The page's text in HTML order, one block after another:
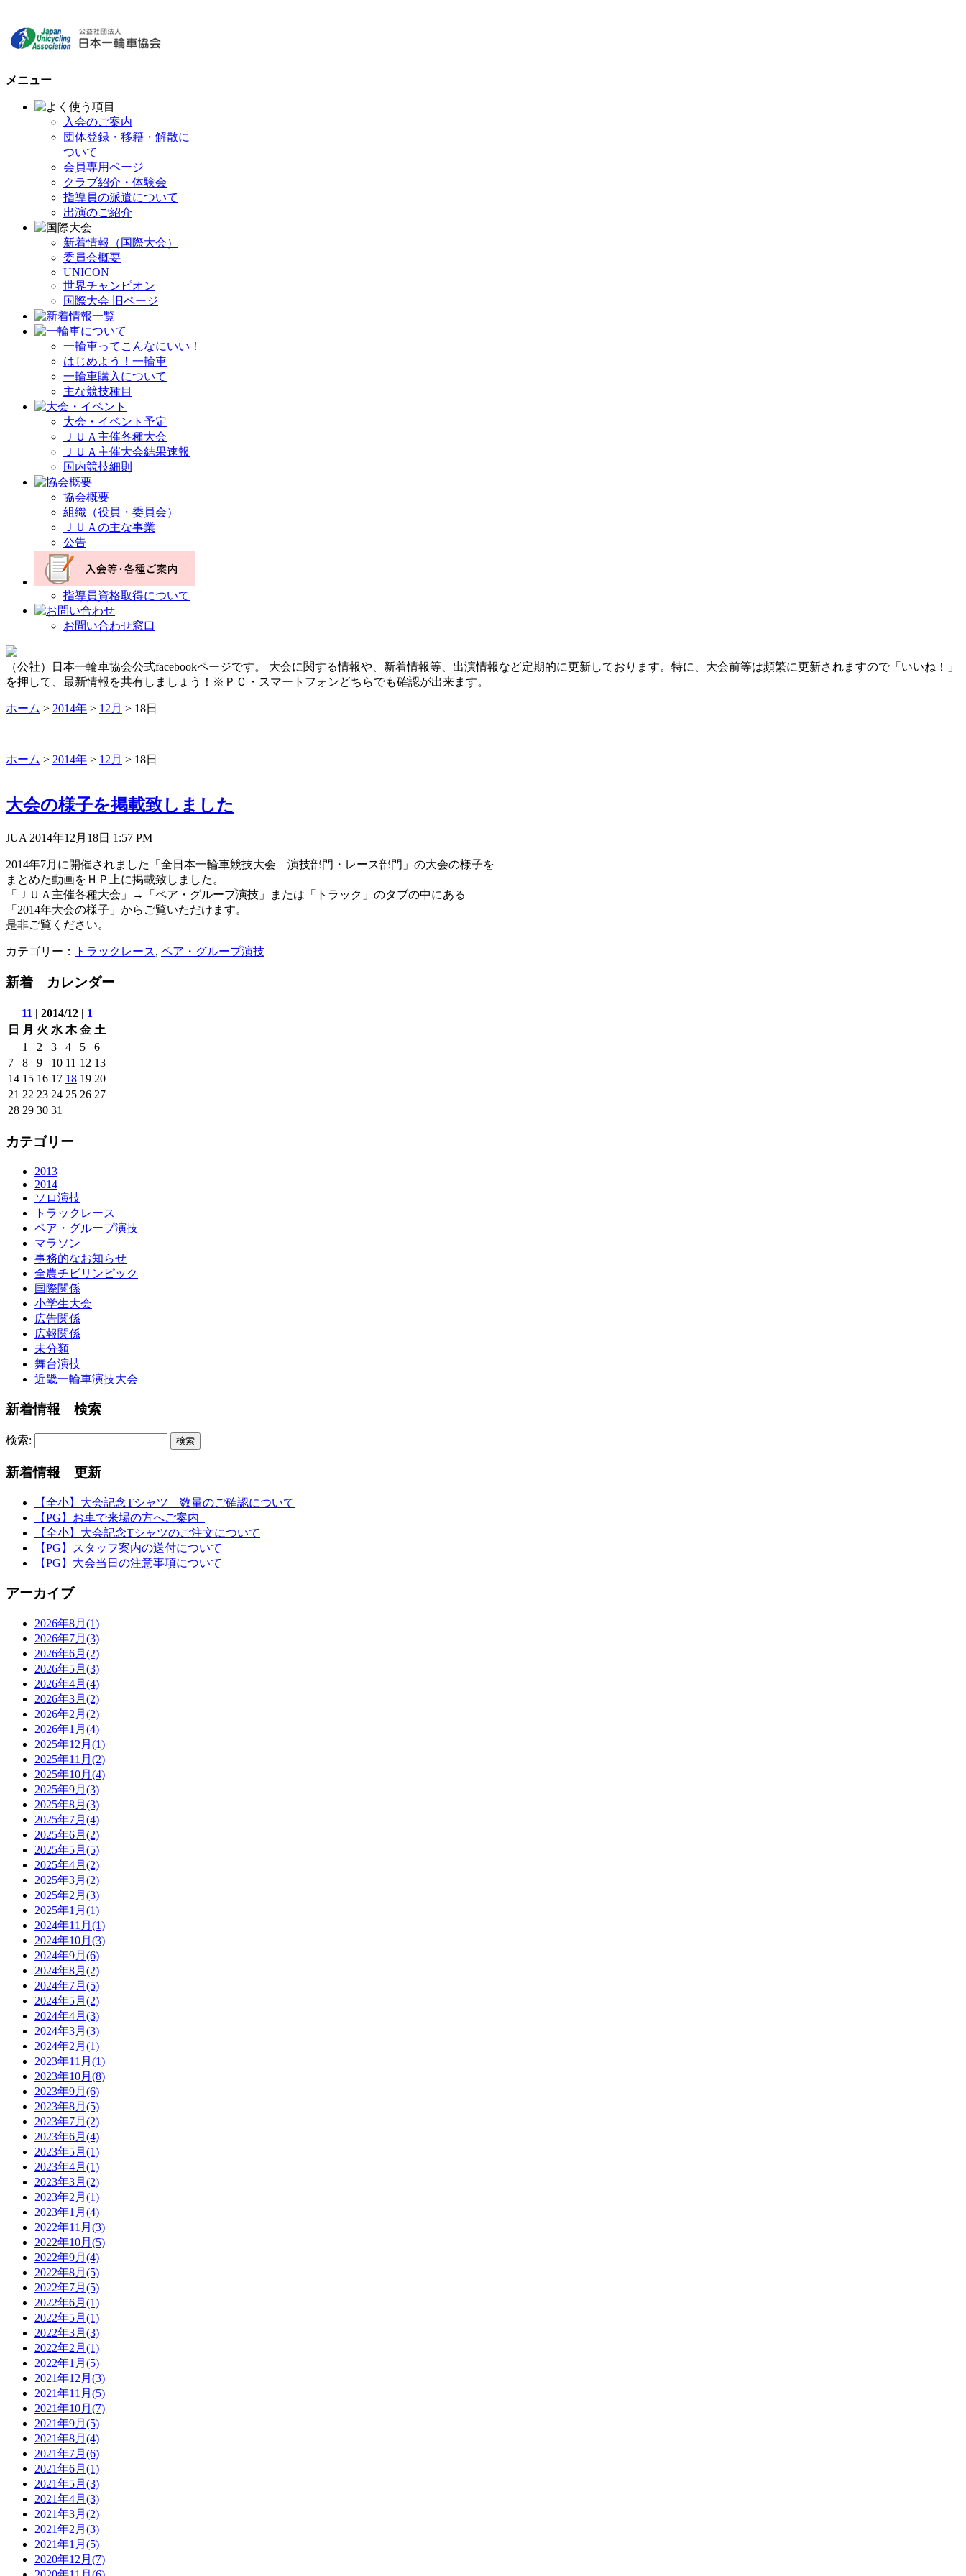
メニュー
入会のご案内
団体登録・移籍・解散に
ついて
会員専用ページ
クラブ紹介・体験会
指導員の派遣について
出演のご紹介
新着情報（国際大会）
委員会概要
UNICON
世界チャンピオン
国際大会 旧ページ
一輪車ってこんなにいい！
はじめよう！一輪車
一輪車購入について
主な競技種目
大会・イベント予定
ＪＵＡ主催各種大会
ＪＵＡ主催大会結果速報
国内競技細則
協会概要
組織（役員・委員会）
ＪＵＡの主な事業
公告
指導員資格取得について
お問い合わせ窓口
（公社）日本一輪車協会公式facebookページです。 大会に関する情報や、新着情報等、出演情報など定期的に更新しております。特に、大会前等は頻繁に更新されますので「いいね！」
を押して、最新情報を共有しましょう！※ＰＣ・スマートフォンどちらでも確認が出来ます。
ホーム > 2014年 > 12月 > 18日
ホーム > 2014年 > 12月 > 18日
大会の様子を掲載致しました
JUA 2014年12月18日 1:57 PM
2014年7月に開催されました「全日本一輪車競技大会 演技部門・レース部門」の大会の様子を
まとめた動画をＨＰ上に掲載致しました。
「ＪＵＡ主催各種大会」→「ペア・グループ演技」または「トラック」のタブの中にある
「2014年大会の様子」からご覧いただけます。
是非ご覧ください。
カテゴリー： トラックレース, ペア・グループ演技
新着 カレンダー
11 | 2014/12 | 1
日
月 火 水 木 金 土
1
2 3 4 5
6
7
8 9 10 11 12 13
14 15 16 17 18 19 20
21 22 23 24 25 26 27
28 29 30 31
カテゴリー
2013
2014
ソロ演技
トラックレース
ペア・グループ演技
マラソン
事務的なお知らせ
全農チビリンピック
国際関係
小学生大会
広告関係
広報関係
未分類
舞台演技
近畿一輪車演技大会
新着情報 検索
検索:
新着情報 更新
【全小】大会記念Tシャツ 数量のご確認について
【PG】お車で来場の方へご案内
【全小】大会記念Tシャツのご注文について
【PG】スタッフ案内の送付について
【PG】大会当日の注意事項について
アーカイブ
2026年8月(1)
2026年7月(3)
2026年6月(2)
2026年5月(3)
2026年4月(4)
2026年3月(2)
2026年2月(2)
2026年1月(4)
2025年12月(1)
2025年11月(2)
2025年10月(4)
2025年9月(3)
2025年8月(3)
2025年7月(4)
2025年6月(2)
2025年5月(5)
2025年4月(2)
2025年3月(2)
2025年2月(3)
2025年1月(1)
2024年11月(1)
2024年10月(3)
2024年9月(6)
2024年8月(2)
2024年7月(5)
2024年5月(2)
2024年4月(3)
2024年3月(3)
2024年2月(1)
2023年11月(1)
2023年10月(8)
2023年9月(6)
2023年8月(5)
2023年7月(2)
2023年6月(4)
2023年5月(1)
2023年4月(1)
2023年3月(2)
2023年2月(1)
2023年1月(4)
2022年11月(3)
2022年10月(5)
2022年9月(4)
2022年8月(5)
2022年7月(5)
2022年6月(1)
2022年5月(1)
2022年3月(3)
2022年2月(1)
2022年1月(5)
2021年12月(3)
2021年11月(5)
2021年10月(7)
2021年9月(5)
2021年8月(4)
2021年7月(6)
2021年6月(1)
2021年5月(3)
2021年4月(3)
2021年3月(2)
2021年2月(3)
2021年1月(5)
2020年12月(7)